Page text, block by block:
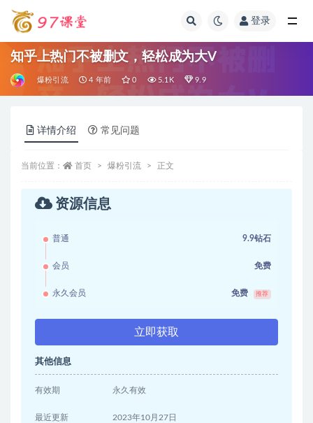
登录
知乎上热门不被删文，轻松成为大V
爆粉引流 4 年前 0 5.1K 9.9
详情介绍 常见问题
当前位置： 首页 爆粉引流 正文
资源信息
普通 9.9钻石
会员 免费
永久会员 免费 推荐
立即获取
其他信息
有效期 永久有效
最近更新 2023年10月27日